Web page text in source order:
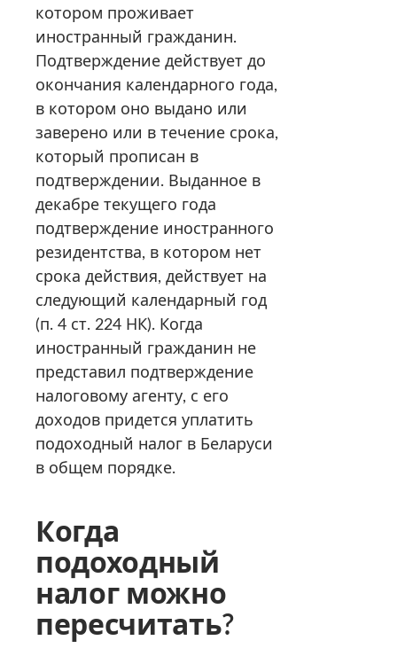
котором проживает
иностранный гражданин.
Подтверждение действует до
окончания календарного года,
в котором оно выдано или
заверено или в течение срока,
который прописан в
подтверждении. Выданное в
декабре текущего года
подтверждение иностранного
резидентства, в котором нет
срока действия, действует на
следующий календарный год
(п. 4 ст. 224 НК). Когда
иностранный гражданин не
представил подтверждение
налоговому агенту, с его
доходов придется уплатить
подоходный налог в Беларуси
в общем порядке.
Когда
подоходный
налог можно
пересчитать?